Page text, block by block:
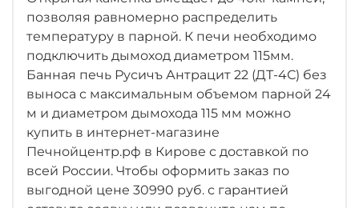
позволяя равномерно распределить
температуру в парной. К печи необходимо
подключить дымоход диаметром 115мм.
Банная печь Русичъ Антрацит 22 (ДТ-4С) без
выноса с максимальным объемом парной 24
м и диаметром дымохода 115 мм можно
купить в интернет-магазине
Печнойцентр.рф в Кирове с доставкой по
всей России. Чтобы оформить заказ по
выгодной цене 30990 руб. с гарантией